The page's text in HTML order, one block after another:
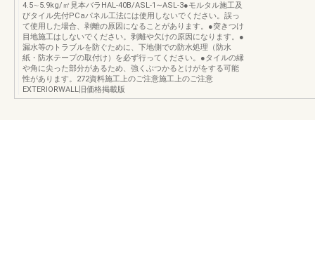
4.5∼5.9kg/㎡見本バラHAL‐40B/ASL‐1∼ASL‐3●モルタル施工及
びタイル先付PCaパネル工法には使用しないでください。誤っ
て使用した場合、剥離の原因になることがあります。●突きつけ
目地施工はしないでください。剥離や欠けの原因になります。●
漏水等のトラブルを防ぐために、下地側での防水処理（防水
紙・防水テープの取付け）を必ず行ってください。●タイルの縁
や角に尖った部分があるため、強くぶつかるとけがをする可能
性があります。272資料施工上のご注意施工上のご注意
EXTERIORWALL旧価格掲載版